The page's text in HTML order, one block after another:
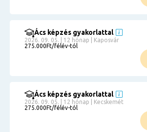
Ács képzés gyakorlattal
2026. 09. 05. | 12 hónap | Kaposvár
275.000Ft/félév-tól
Ács képzés gyakorlattal
2026. 09. 05. | 12 hónap | Kecskemét
275.000Ft/félév-tól